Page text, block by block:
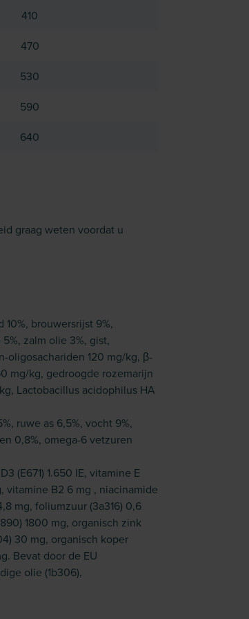
410
470
530
590
640
graag weten voordat u
brouwersrijst 9%,
zalm olie 3%, gist,
oligosachariden 120 mg/kg, β-
mg/kg, gedroogde rozemarijn
Lactobacillus acidophilus HA
ruwe as 6,5%, vocht 9%,
0,8%, omega-6 vetzuren
(E671) 1.650 IE, vitamine E
vitamine B2 6 mg , niacinamide
mg, foliumzuur (3a316) 0,6
1800 mg, organisch zink
30 mg, organisch koper
Bevat door de EU
olie (1b306),